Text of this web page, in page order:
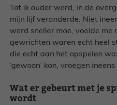
Tot ik ouder werd, in de
mijn lijf veranderde. Niet
werd sneller moe, voelde me
gewrichten waren echt heel
die echt aan het opspelen
‘gewoon’ kon, vroegen
Wat er gebeurt met je
wordt